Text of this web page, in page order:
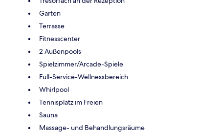
Garten
Terrasse
Fitnesscenter
2 Außenpools
Spielzimmer/Arcade-Spiele
Full-Service-Wellnessbereich
Whirlpool
Tennisplatz im Freien
Sauna
Massage- und Behandlungsräume